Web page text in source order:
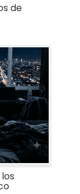
de